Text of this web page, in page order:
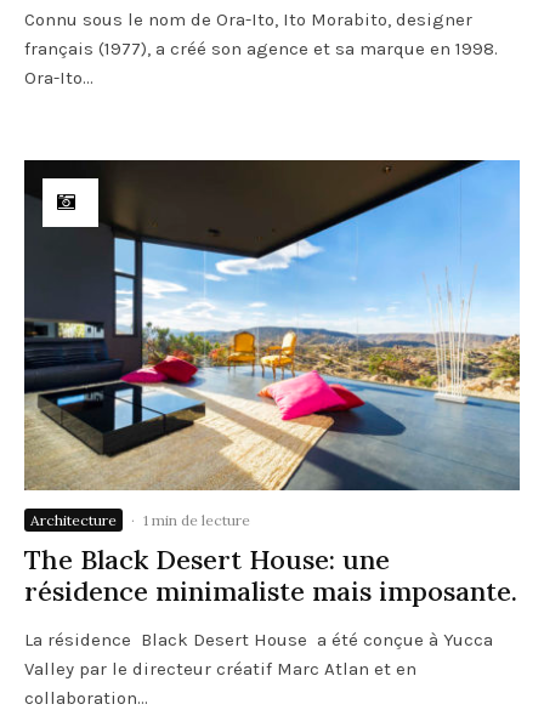
Connu sous le nom de Ora-Ito, Ito Morabito, designer
français (1977), a créé son agence et sa marque en 1998.
Ora-Ito...
Architecture · 1 min de lecture
The Black Desert House: une
résidence minimaliste mais imposante.
La résidence Black Desert House a été conçue à Yucca
Valley par le directeur créatif Marc Atlan et en
collaboration...